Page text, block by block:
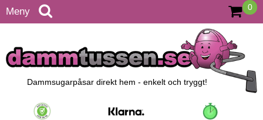
Meny 0
Dammsugarpåsar direkt hem - enkelt och tryggt!